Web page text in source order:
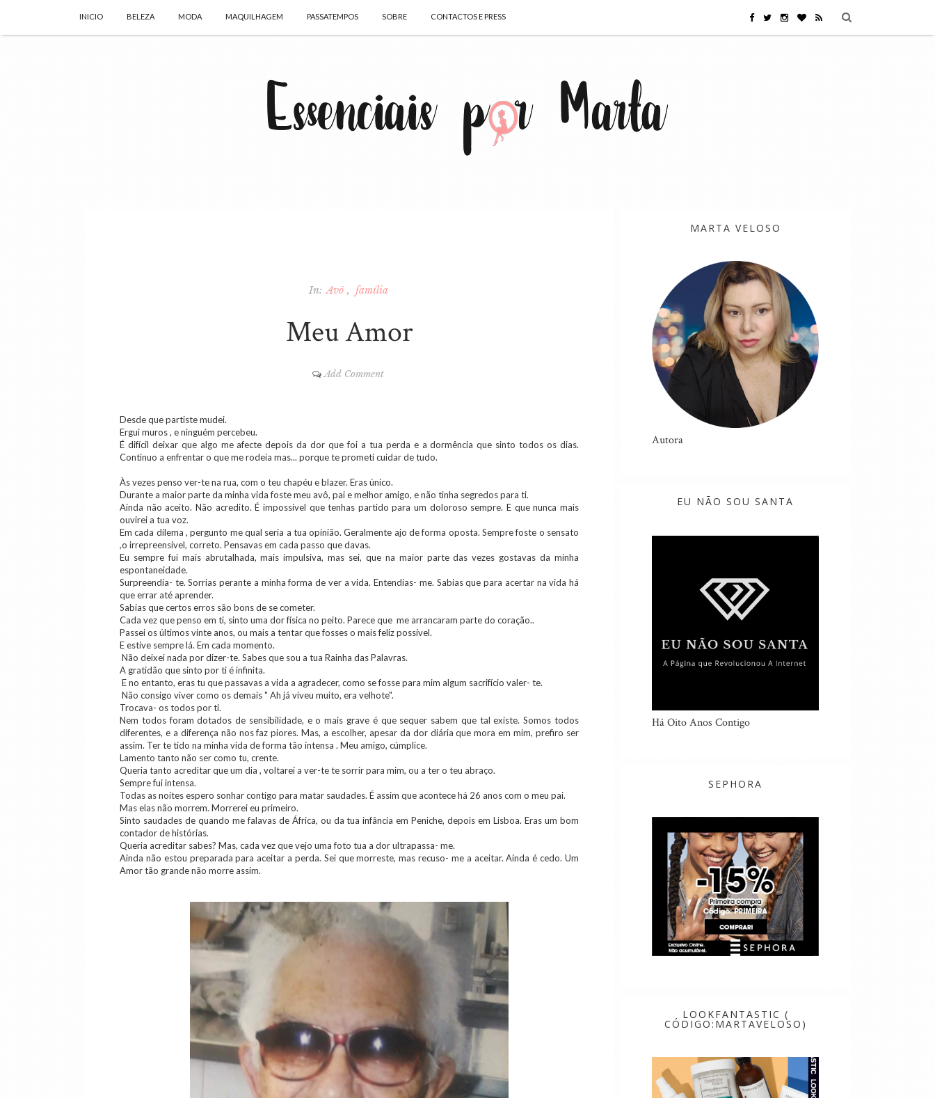
INICIO BELEZA MODA MAQUILHAGEM PASSATEMPOS SOBRE CONTACTOS E PRESS
In: Avô família
Meu Amor
Add Comment
Desde que partiste mudei.
Ergui muros , e ninguém percebeu.
É difícil deixar que algo me afecte depois da dor que foi a tua perda e a dormência que sinto todos os dias.
Continuo a enfrentar o que me rodeia mas... porque te prometi cuidar de tudo.
Às vezes penso ver-te na rua, com o teu chapéu e blazer. Eras único.
Durante a maior parte da minha vida foste meu avô, pai e melhor amigo, e não tinha segredos para ti.
Ainda não aceito. Não acredito. É impossível que tenhas partido para um doloroso sempre. E que nunca mais
ouvirei a tua voz.
Em cada dilema , pergunto me qual seria a tua opinião. Geralmente ajo de forma oposta. Sempre foste o sensato
,o irrepreensível, correto. Pensavas em cada passo que davas.
Eu sempre fui mais abrutalhada, mais impulsiva, mas sei, que na maior parte das vezes gostavas da minha
espontaneidade.
Surpreendia- te. Sorrias perante a minha forma de ver a vida. Entendias- me. Sabias que para acertar na vida há
que errar até aprender.
Sabias que certos erros são bons de se cometer.
Cada vez que penso em ti, sinto uma dor física no peito. Parece que me arrancaram parte do coração..
Passei os últimos vinte anos, ou mais a tentar que fosses o mais feliz possível.
E estive sempre lá. Em cada momento.
Não deixei nada por dizer-te. Sabes que sou a tua Rainha das Palavras.
A gratidão que sinto por ti é infinita.
E no entanto, eras tu que passavas a vida a agradecer, como se fosse para mim algum sacrifício valer- te.
Não consigo viver como os demais " Ah já viveu muito, era velhote".
Trocava- os todos por ti.
Nem todos foram dotados de sensibilidade, e o mais grave é que sequer sabem que tal existe. Somos todos
diferentes, e a diferença não nos faz piores. Mas, a escolher, apesar da dor diária que mora em mim, prefiro ser
assim. Ter te tido na minha vida de forma tão intensa . Meu amigo, cúmplice.
Lamento tanto não ser como tu, crente.
Queria tanto acreditar que um dia , voltarei a ver-te te sorrir para mim, ou a ter o teu abraço.
Sempre fui intensa.
Todas as noites espero sonhar contigo para matar saudades. É assim que acontece há 26 anos com o meu pai.
Mas elas não morrem. Morrerei eu primeiro.
Sinto saudades de quando me falavas de África, ou da tua infância em Peniche, depois em Lisboa. Eras um bom
contador de histórias.
Queria acreditar sabes? Mas, cada vez que vejo uma foto tua a dor ultrapassa- me.
Ainda não estou preparada para aceitar a perda. Sei que morreste, mas recuso- me a aceitar. Ainda é cedo. Um
Amor tão grande não morre assim.
MARTA VELOSO
Autora
EU NÃO SOU SANTA
Há Oito Anos Contigo
SEPHORA
LOOKFANTASTIC (
CÓDIGO:MARTAVELOSO)